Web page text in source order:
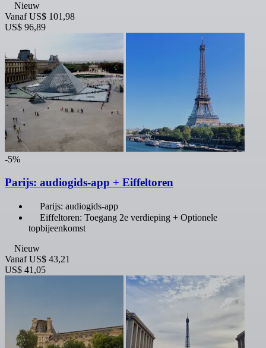
Nieuw
Vanaf US$ 101,98
US$ 96,89
-5%
Parijs: audiogids-app + Eiffeltoren
Parijs: audiogids-app
Eiffeltoren: Toegang 2e verdieping + Optionele
topbijeenkomst
Nieuw
Vanaf US$ 43,21
US$ 41,05